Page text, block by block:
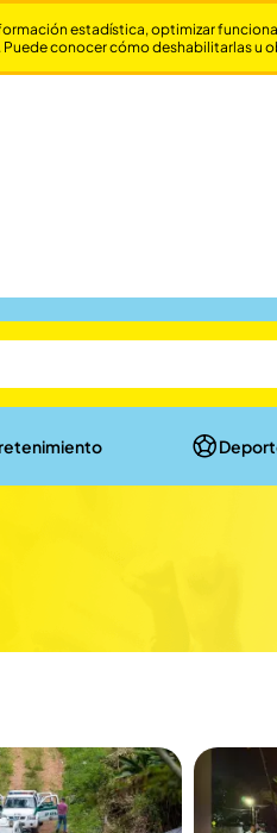
estadística, optimizar
conocer cómo deshabilitarlas u